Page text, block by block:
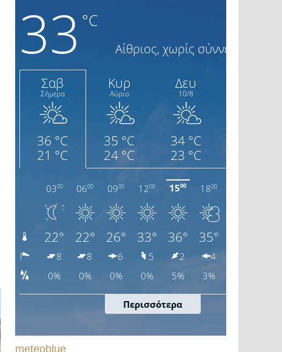
meteoblue